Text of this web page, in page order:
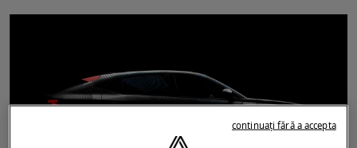
continuați fără a accepta